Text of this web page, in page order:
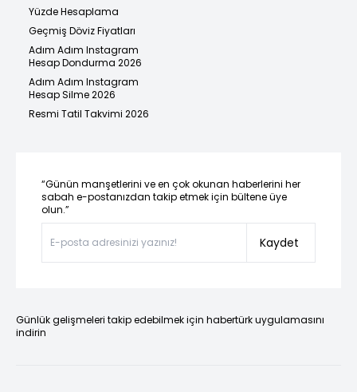
Yüzde Hesaplama
Geçmiş Döviz Fiyatları
Adım Adım Instagram
Hesap Dondurma 2026
Adım Adım Instagram
Hesap Silme 2026
Resmi Tatil Takvimi 2026
“Günün manşetlerini ve en çok okunan haberlerini her
sabah e-postanızdan takip etmek için bültene üye
olun.”
Kaydet
Günlük gelişmeleri takip edebilmek için habertürk uygulamasını
indirin